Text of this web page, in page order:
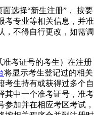
选择“新生注册”， 按要
考专业等相关信息，并准
，不得自行更改，如需调
准考证号的考生）在注册
将显示考生登记过的相关
考生持有或获得过多个自
其中一个准考证号，准考
加并在相应考区考试，